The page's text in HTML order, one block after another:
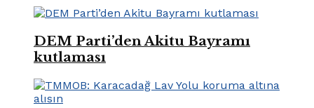
DEM Parti’den Akitu Bayramı
kutlaması